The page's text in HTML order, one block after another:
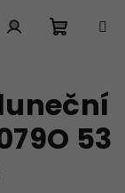
košík
53